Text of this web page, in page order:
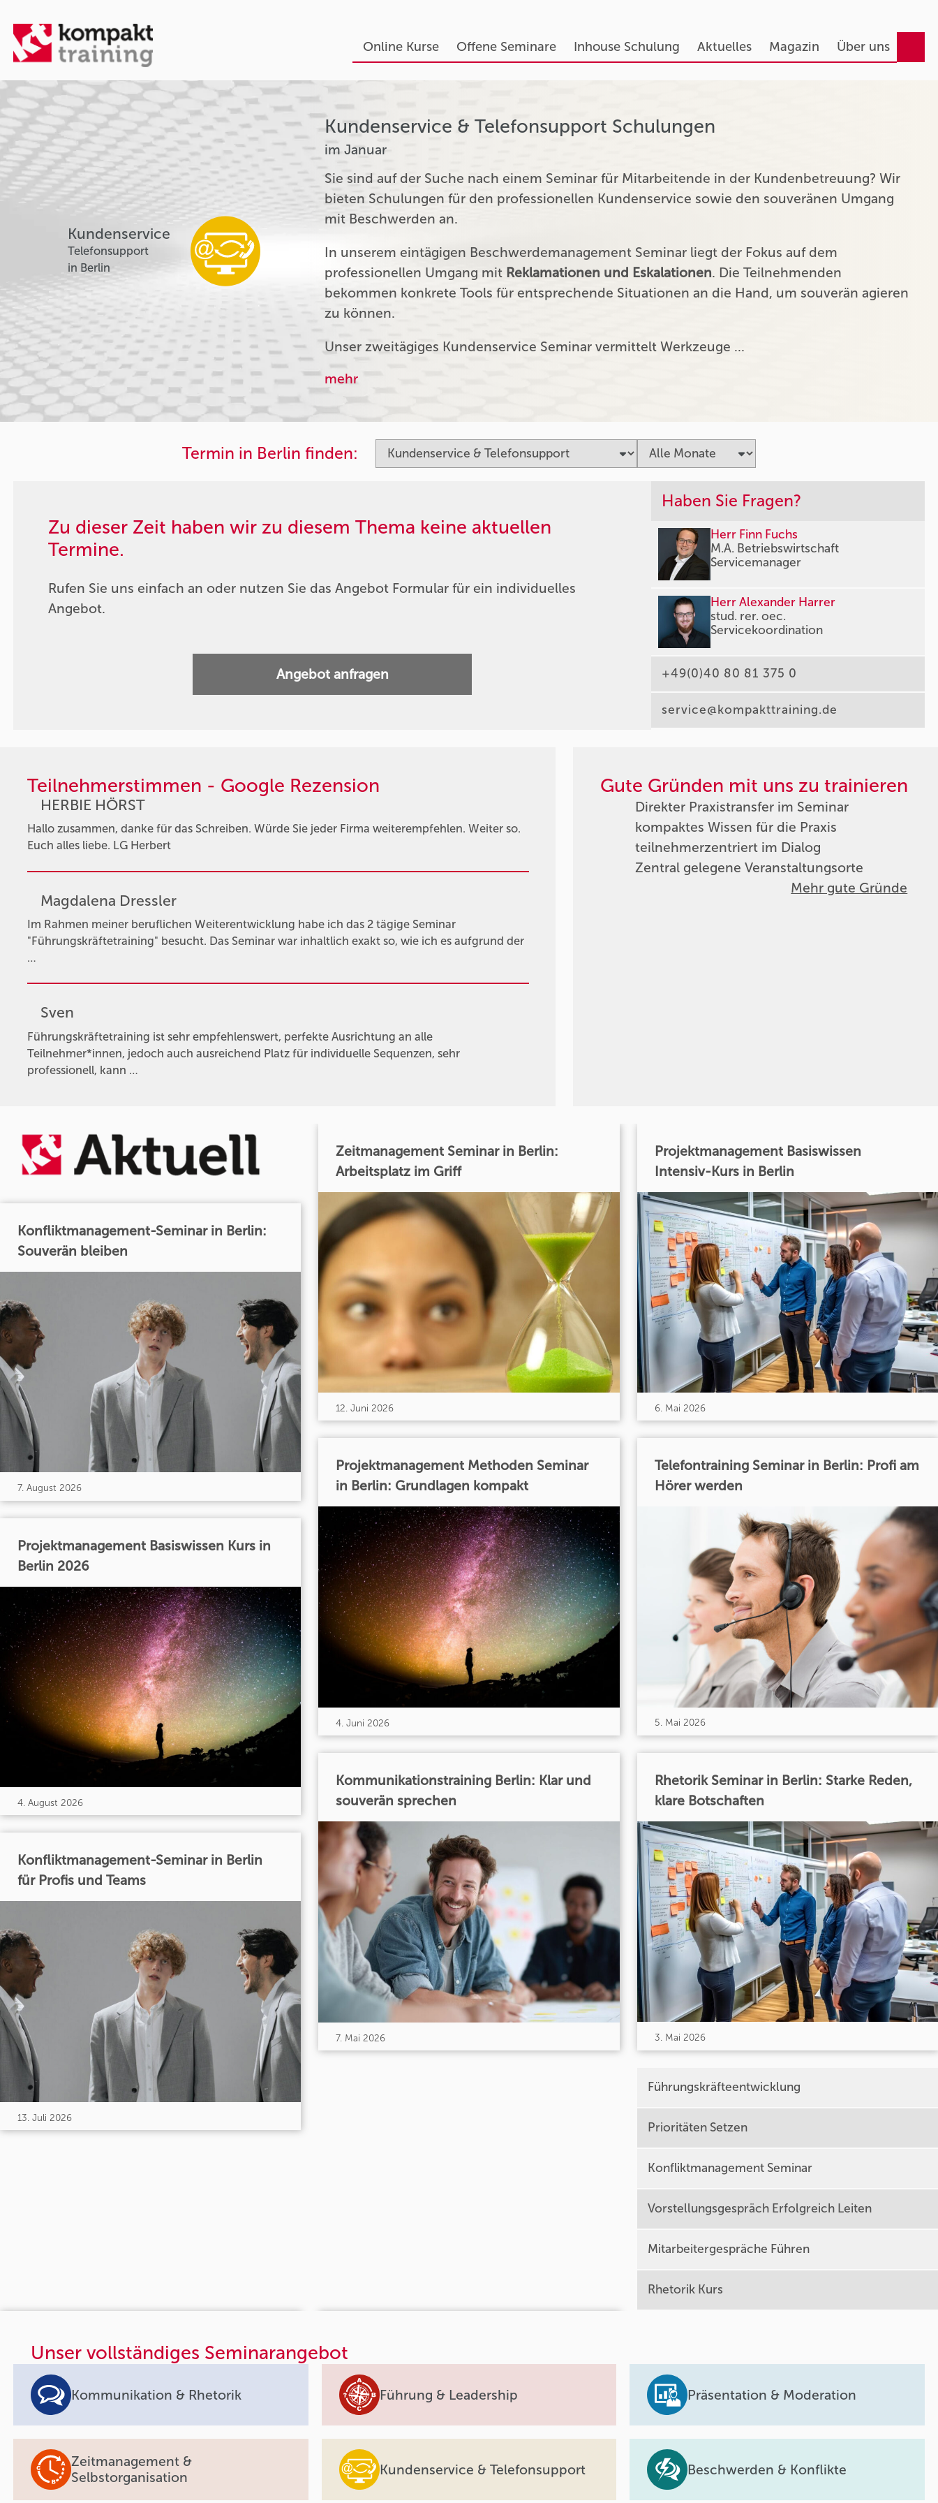
Online Kurse Offene Seminare Inhouse Schulung Aktuelles Magazin Über uns
Kundenservice
Telefonsupport
in Berlin
Kundenservice & Telefonsupport Schulungen
im Januar
Sie sind auf der Suche nach einem Seminar für Mitarbeitende in der Kundenbetreuung? Wir
bieten Schulungen für den professionellen Kundenservice sowie den souveränen Umgang
mit Beschwerden an.
In unserem eintägigen Beschwerdemanagement Seminar liegt der Fokus auf dem
professionellen Umgang mit Reklamationen und Eskalationen. Die Teilnehmenden
bekommen konkrete Tools für entsprechende Situationen an die Hand, um souverän agieren
zu können.
Unser zweitägiges Kundenservice Seminar vermittelt Werkzeuge …
mehr
Termin in Berlin finden:
Zu dieser Zeit haben wir zu diesem Thema keine aktuellen
Termine.
Rufen Sie uns einfach an oder nutzen Sie das Angebot Formular für ein individuelles
Angebot.
Angebot anfragen
Haben Sie Fragen?
Herr Finn Fuchs
M.A. Betriebswirtschaft
Servicemanager
Herr Alexander Harrer
stud. rer. oec.
Servicekoordination
+49(0)40 80 81 375 0
service@kompakttraining.de
Teilnehmerstimmen - Google Rezension
HERBIE HÖRST
Hallo zusammen, danke für das Schreiben. Würde Sie jeder Firma weiterempfehlen. Weiter so.
Euch alles liebe. LG Herbert
Magdalena Dressler
Im Rahmen meiner beruflichen Weiterentwicklung habe ich das 2 tägige Seminar
"Führungskräftetraining" besucht. Das Seminar war inhaltlich exakt so, wie ich es aufgrund der
…
Sven
Führungskräftetraining ist sehr empfehlenswert, perfekte Ausrichtung an alle
Teilnehmer*innen, jedoch auch ausreichend Platz für individuelle Sequenzen, sehr
professionell, kann …
Gute Gründen mit uns zu trainieren
Direkter Praxistransfer im Seminar
kompaktes Wissen für die Praxis
teilnehmerzentriert im Dialog
Zentral gelegene Veranstaltungsorte
Mehr gute Gründe
Konfliktmanagement-Seminar in Berlin:
Souverän bleiben
7. August 2026
Projektmanagement Basiswissen Kurs in
Berlin 2026
4. August 2026
Konfliktmanagement-Seminar in Berlin
für Profis und Teams
13. Juli 2026
Zeitmanagement Seminar in Berlin:
Arbeitsplatz im Griff
12. Juni 2026
Projektmanagement Methoden Seminar
in Berlin: Grundlagen kompakt
4. Juni 2026
Kommunikationstraining Berlin: Klar und
souverän sprechen
7. Mai 2026
Projektmanagement Basiswissen
Intensiv-Kurs in Berlin
6. Mai 2026
Telefontraining Seminar in Berlin: Profi am
Hörer werden
5. Mai 2026
Rhetorik Seminar in Berlin: Starke Reden,
klare Botschaften
3. Mai 2026
Führungskräfteentwicklung
Prioritäten Setzen
Konfliktmanagement Seminar
Vorstellungsgespräch Erfolgreich Leiten
Mitarbeitergespräche Führen
Rhetorik Kurs
Unser vollständiges Seminarangebot
Kommunikation & Rhetorik Führung & Leadership Präsentation & Moderation
Zeitmanagement &
Selbstorganisation
Kundenservice & Telefonsupport Beschwerden & Konflikte